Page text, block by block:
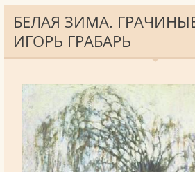
БЕЛАЯ ЗИМА.
ИГОРЬ ГРАБАРЬ